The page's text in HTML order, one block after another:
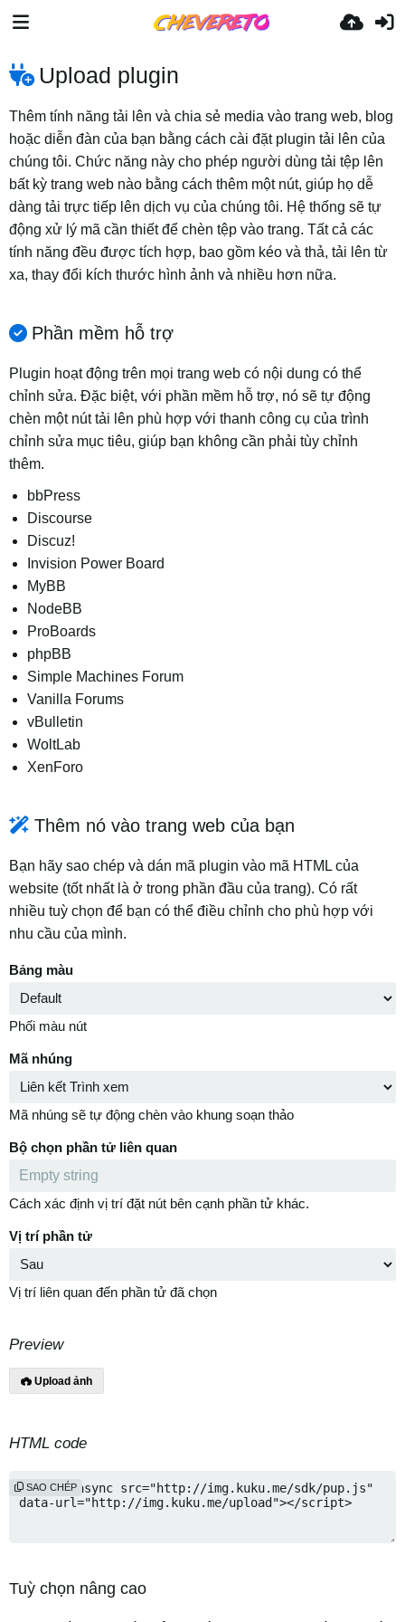
Upload plugin
Thêm tính năng tải lên và chia sẻ media vào trang web, blog
hoặc diễn đàn của bạn bằng cách cài đặt plugin tải lên của
chúng tôi. Chức năng này cho phép người dùng tải tệp lên
bất kỳ trang web nào bằng cách thêm một nút, giúp họ dễ
dàng tải trực tiếp lên dịch vụ của chúng tôi. Hệ thống sẽ tự
động xử lý mã cần thiết để chèn tệp vào trang. Tất cả các
tính năng đều được tích hợp, bao gồm kéo và thả, tải lên từ
xa, thay đổi kích thước hình ảnh và nhiều hơn nữa.
Phần mềm hỗ trợ
Plugin hoạt động trên mọi trang web có nội dung có thể
chỉnh sửa. Đặc biệt, với phần mềm hỗ trợ, nó sẽ tự động
chèn một nút tải lên phù hợp với thanh công cụ của trình
chỉnh sửa mục tiêu, giúp bạn không cần phải tùy chỉnh
thêm.
bbPress
Discourse
Discuz!
Invision Power Board
MyBB
NodeBB
ProBoards
phpBB
Simple Machines Forum
Vanilla Forums
vBulletin
WoltLab
XenForo
Thêm nó vào trang web của bạn
Bạn hãy sao chép và dán mã plugin vào mã HTML của
website (tốt nhất là ở trong phần đầu của trang). Có rất
nhiều tuỳ chọn để bạn có thể điều chỉnh cho phù hợp với
nhu cầu của mình.
Bảng màu
Phối màu nút
Mã nhúng
Mã nhúng sẽ tự động chèn vào khung soạn thảo
Bộ chọn phần tử liên quan
Cách xác định vị trí đặt nút bên cạnh phần tử khác.
Vị trí phần tử
Vị trí liên quan đến phần tử đã chọn
Preview
Upload ảnh
HTML code
SAO CHÉP
Tuỳ chọn nâng cao